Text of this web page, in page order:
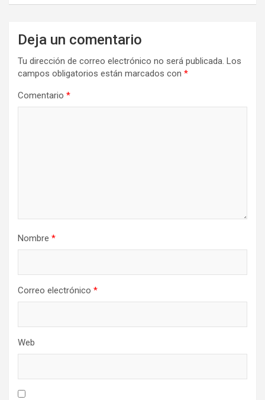
Deja un comentario
Tu dirección de correo electrónico no será publicada. Los
campos obligatorios están marcados con *
Comentario *
Nombre *
Correo electrónico *
Web